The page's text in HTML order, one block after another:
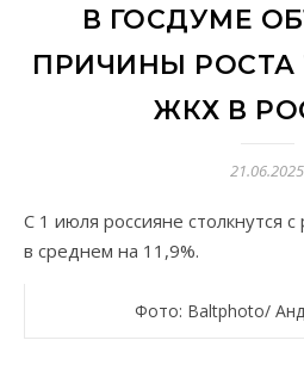
В ГОСДУМЕ
ПРИЧИНЫ
ЖКХ В
21.06.2025
С 1 июля россияне столкнутся
в среднем на 11,9%.
Фото: Baltphoto/